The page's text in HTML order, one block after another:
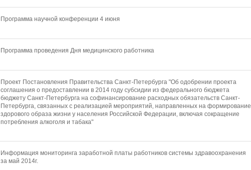
Программа научной конференции 4 июня
Программа проведения Дня медицинского работника
Проект Постановления Правительства Санкт-Петербурга "Об одобрении проекта
соглашения о предоставлении в 2014 году субсидии из федерального бюджета
бюджету Санкт-Петербурга на софинансирование расходных обязательств Санкт-
Петербурга, связанных с реализацией мероприятий, направленных на формирование
здорового образа жизни у населения Российской Федерации, включая сокращение
потребления алкоголя и табака"
Информация мониторинга заработной платы работников системы здравоохранения
за май 2014г.